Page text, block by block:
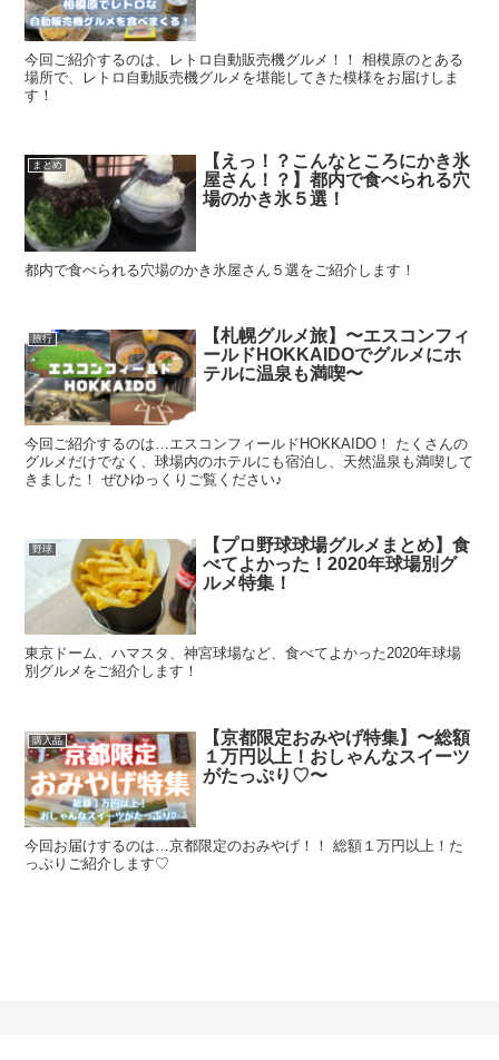
今回ご紹介するのは、レトロ自動販売機グルメ！！ 相模原のとある
場所で、レトロ自動販売機グルメを堪能してきた模様をお届けしま
す！
まとめ
【えっ！？こんなところにかき氷
屋さん！？】都内で食べられる穴
場のかき氷５選！
都内で食べられる穴場のかき氷屋さん５選をご紹介します！
旅行
【札幌グルメ旅】〜エスコンフィ
ールドHOKKAIDOでグルメにホ
テルに温泉も満喫〜
今回ご紹介するのは…エスコンフィールドHOKKAIDO！ たくさんの
グルメだけでなく、球場内のホテルにも宿泊し、天然温泉も満喫して
きました！ ぜひゆっくりご覧ください♪
野球
【プロ野球球場グルメまとめ】食
べてよかった！2020年球場別グ
ルメ特集！
東京ドーム、ハマスタ、神宮球場など、食べてよかった2020年球場
別グルメをご紹介します！
購入品
【京都限定おみやげ特集】〜総額
１万円以上！おしゃんなスイーツ
がたっぷり♡〜
今回お届けするのは…京都限定のおみやげ！！ 総額１万円以上！た
っぷりご紹介します♡